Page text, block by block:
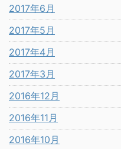
2017年6月
2017年5月
2017年4月
2017年3月
2016年12月
2016年11月
2016年10月